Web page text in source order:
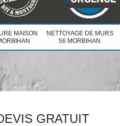
MAISON
NETTOYAGE DE MURS
56 MORBIHAN
GRATUIT